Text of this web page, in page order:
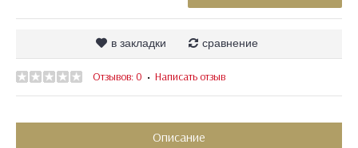
в закладки сравнение
Отзывов: 0 • Написать отзыв
Описание